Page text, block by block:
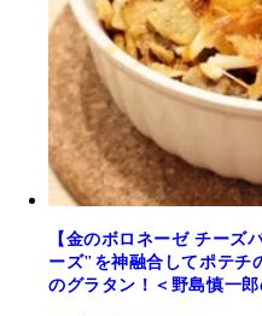
【金のボロネーゼ チーズ
ーズ"を神融合してポテチ
のグラタン！＜野島慎一郎